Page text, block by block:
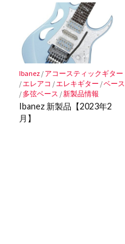
Ibanez/ アコースティックギター
/エレアコ /エレキギター /ベース
/ 多弦ベース /新製品情報
Ibanez 新製品【2023年2
月】